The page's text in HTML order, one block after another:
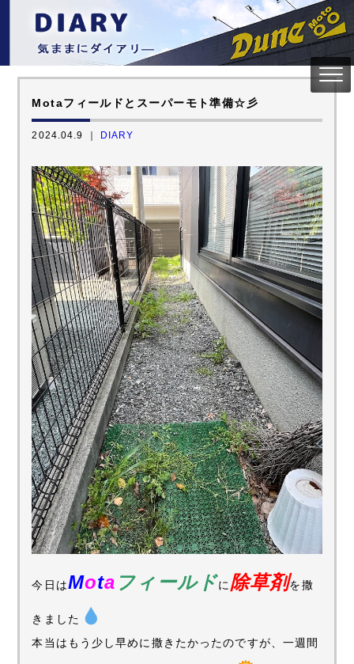
Motaフィールドとスーパーモト準備☆彡
2024.04.9 ｜ DIARY
今日はMota フィールドに除草剤を撒
きました
本当はもう少し早めに撒きたかったのですが、一週間